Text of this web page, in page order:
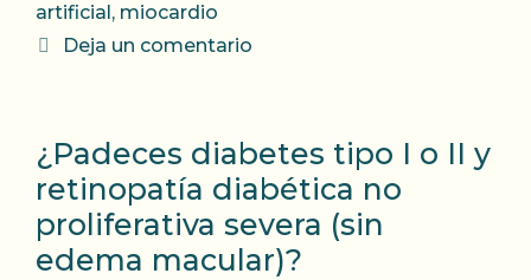
artificial , miocardio
Deja un comentario
¿Padeces diabetes tipo I o II y
retinopatía diabética no
proliferativa severa (sin
edema macular)?